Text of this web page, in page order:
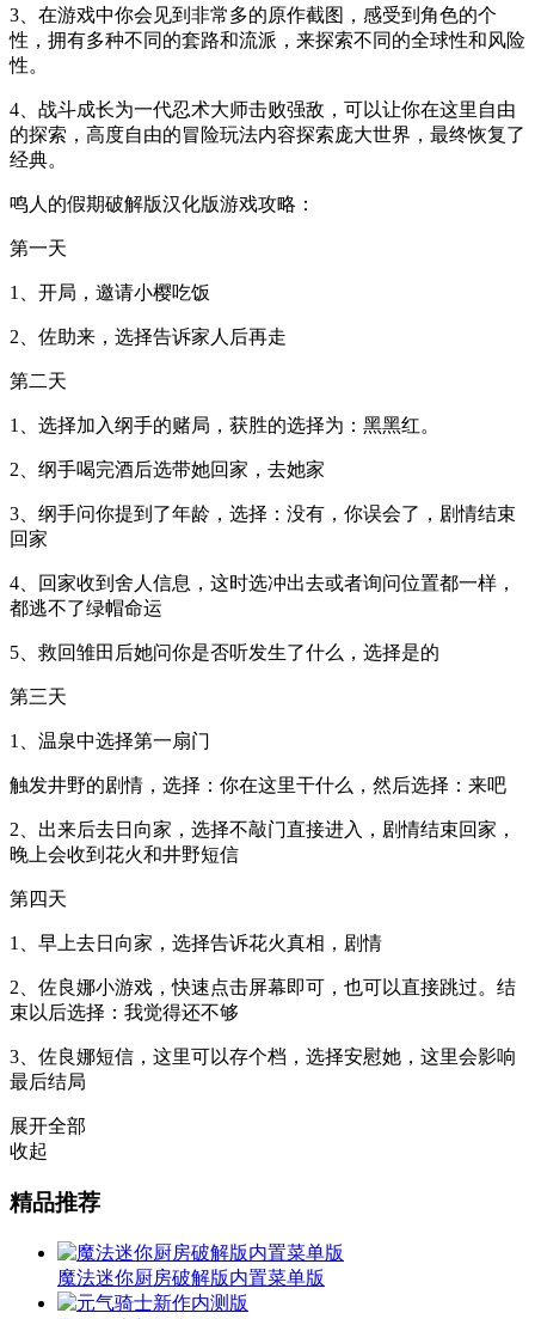
3、在游戏中你会见到非常多的原作截图，感受到角色的个
性，拥有多种不同的套路和流派，来探索不同的全球性和风险
性。
4、战斗成长为一代忍术大师击败强敌，可以让你在这里自由
的探索，高度自由的冒险玩法内容探索庞大世界，最终恢复了
经典。
鸣人的假期破解版汉化版游戏攻略：
第一天
1、开局，邀请小樱吃饭
2、佐助来，选择告诉家人后再走
第二天
1、选择加入纲手的赌局，获胜的选择为：黑黑红。
2、纲手喝完酒后选带她回家，去她家
3、纲手问你提到了年龄，选择：没有，你误会了，剧情结束
回家
4、回家收到舍人信息，这时选冲出去或者询问位置都一样，
都逃不了绿帽命运
5、救回雏田后她问你是否听发生了什么，选择是的
第三天
1、温泉中选择第一扇门
触发井野的剧情，选择：你在这里干什么，然后选择：来吧
2、出来后去日向家，选择不敲门直接进入，剧情结束回家，
晚上会收到花火和井野短信
第四天
1、早上去日向家，选择告诉花火真相，剧情
2、佐良娜小游戏，快速点击屏幕即可，也可以直接跳过。结
束以后选择：我觉得还不够
3、佐良娜短信，这里可以存个档，选择安慰她，这里会影响
最后结局
展开全部
收起
精品推荐
魔法迷你厨房破解版内置菜单版